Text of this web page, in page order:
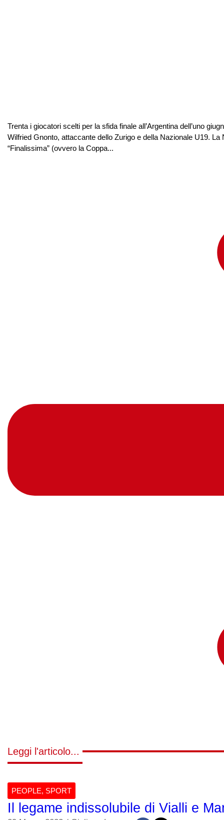
Trenta i giocatori scelti per la sfida finale all’Argentina dell’uno
Wilfried Gnonto, attaccante dello Zurigo e della Nazionale U19. La
“Finalissima” (ovvero la Coppa...
Leggi l'articolo...
PEOPLE, SPORT
Il legame indissolubile di Vialli e